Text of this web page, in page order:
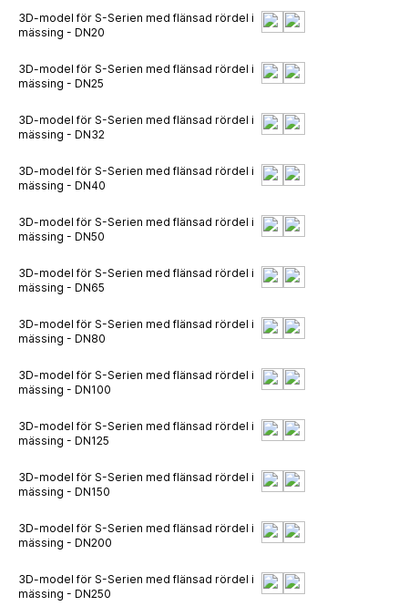
3D-model för S-Serien med flänsad rördel i
mässing - DN20
3D-model för S-Serien med flänsad rördel i
mässing - DN25
3D-model för S-Serien med flänsad rördel i
mässing - DN32
3D-model för S-Serien med flänsad rördel i
mässing - DN40
3D-model för S-Serien med flänsad rördel i
mässing - DN50
3D-model för S-Serien med flänsad rördel i
mässing - DN65
3D-model för S-Serien med flänsad rördel i
mässing - DN80
3D-model för S-Serien med flänsad rördel i
mässing - DN100
3D-model för S-Serien med flänsad rördel i
mässing - DN125
3D-model för S-Serien med flänsad rördel i
mässing - DN150
3D-model för S-Serien med flänsad rördel i
mässing - DN200
3D-model för S-Serien med flänsad rördel i
mässing - DN250